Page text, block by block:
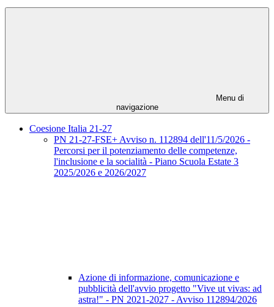
Menu di
navigazione
Coesione Italia 21-27
PN 21-27-FSE+ Avviso n. 112894 dell'11/5/2026 -
Percorsi per il potenziamento delle competenze,
l'inclusione e la socialità - Piano Scuola Estate 3
2025/2026 e 2026/2027
Azione di informazione, comunicazione e
pubblicità dell'avvio progetto "Vive ut vivas: ad
astra!" - PN 2021-2027 - Avviso 112894/2026